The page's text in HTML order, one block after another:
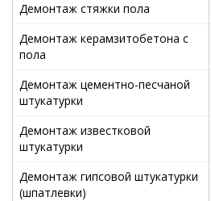
Демонтаж стяжки пола
Демонтаж керамзитобетона с
пола
Демонтаж цементно-песчаной
штукатурки
Демонтаж известковой
штукатурки
Демонтаж гипсовой штукатурки
(шпатлевки)